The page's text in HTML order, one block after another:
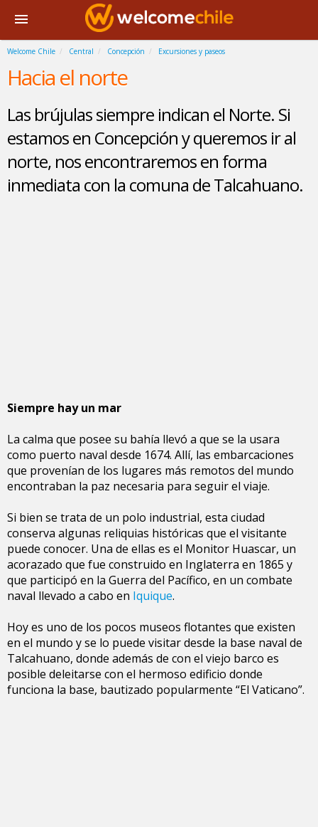
Welcome Chile Central Concepción Excursiones y paseos
Hacia el norte
Las brújulas siempre indican el Norte. Si
estamos en Concepción y queremos ir al
norte, nos encontraremos en forma
inmediata con la comuna de Talcahuano.
Siempre hay un mar
La calma que posee su bahía llevó a que se la usara
como puerto naval desde 1674. Allí, las embarcaciones
que provenían de los lugares más remotos del mundo
encontraban la paz necesaria para seguir el viaje.
Si bien se trata de un polo industrial, esta ciudad
conserva algunas reliquias históricas que el visitante
puede conocer. Una de ellas es el Monitor Huascar, un
acorazado que fue construido en Inglaterra en 1865 y
que participó en la Guerra del Pacífico, en un combate
naval llevado a cabo en Iquique.
Hoy es uno de los pocos museos flotantes que existen
en el mundo y se lo puede visitar desde la base naval de
Talcahuano, donde además de con el viejo barco es
posible deleitarse con el hermoso edificio donde
funciona la base, bautizado popularmente “El Vaticano”.